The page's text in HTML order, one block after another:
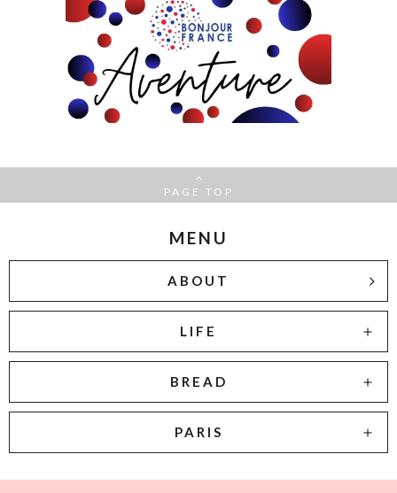
PAGE TOP
MENU
ABOUT
LIFE
BREAD
PARIS